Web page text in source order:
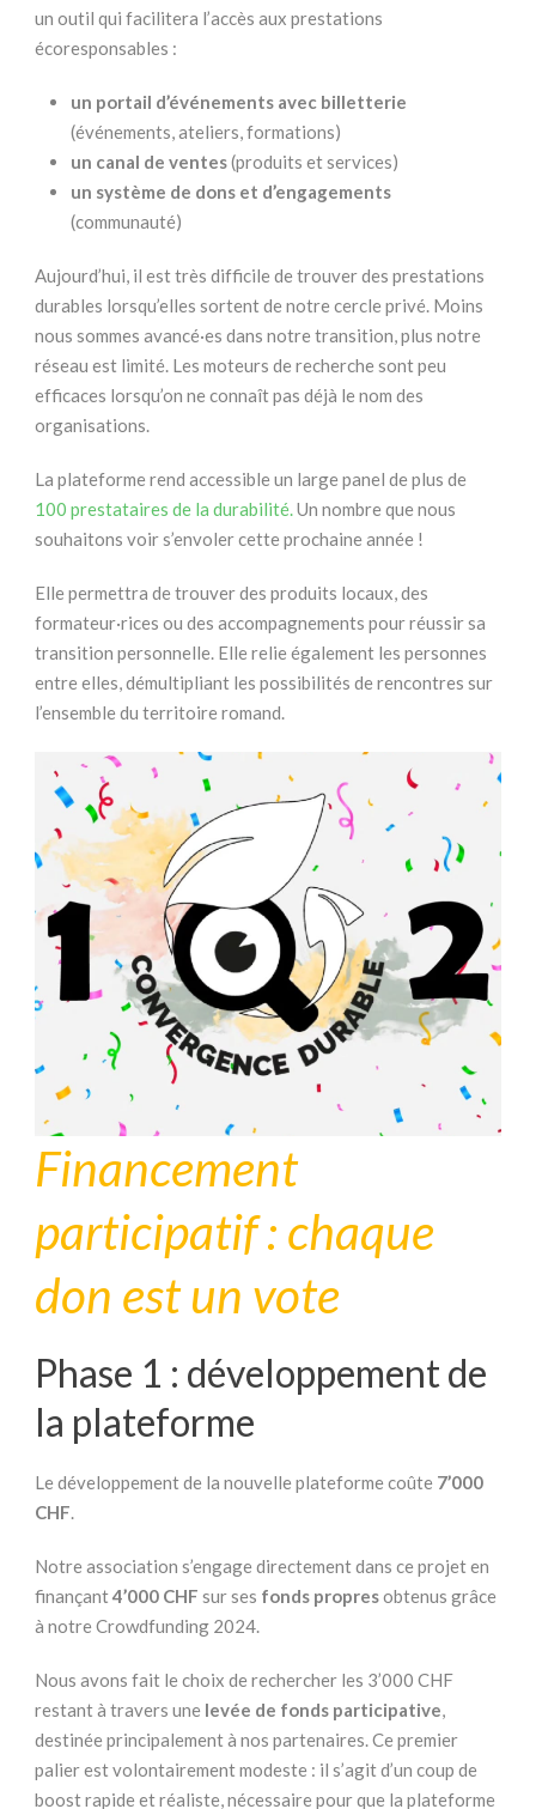
un outil qui facilitera l’accès aux prestations
écoresponsables :
un portail d’événements avec billetterie
(événements, ateliers, formations)
un canal de ventes(produits et services)
un système de dons et d’engagements
(communauté)
Aujourd’hui, il est très difficile de trouver des prestations
durables lorsqu’elles sortent de notre cercle privé. Moins
nous sommes avancé·es dans notre transition, plus notre
réseau est limité. Les moteurs de recherche sont peu
efficaces lorsqu’on ne connaît pas déjà le nom des
organisations.
La plateforme rend accessible un large panel de plus de
100 prestataires de la durabilité.Un nombre que nous
souhaitons voir s’envoler cette prochaine année !
Elle permettra de trouver des produits locaux, des
formateur·rices ou des accompagnements pour réussir sa
transition personnelle. Elle relie également les personnes
entre elles, démultipliant les possibilités de rencontres sur
l’ensemble du territoire romand.
Financement
participatif : chaque
don est un vote
Phase 1 : développement de
la plateforme
Le développement de la nouvelle plateforme coûte 7’000
CHF.
Notre association s’engage directement dans ce projet en
finançant4’000 CHF sur ses fonds propresobtenus grâce
à notre Crowdfunding 2024.
Nous avons fait le choix de rechercher les 3’000 CHF
restant à travers une levée de fonds participative,
destinée principalement à nos partenaires. Ce premier
palier est volontairement modeste : il s’agit d’un coup de
boost rapide et réaliste, nécessaire pour que la plateforme